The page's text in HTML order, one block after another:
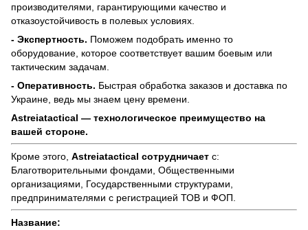
производителями, гарантирующими качество и
отказоустойчивость в полевых условиях.
- Экспертность. Поможем подобрать именно то
оборудование, которое соответствует вашим боевым или
тактическим задачам.
- Оперативность. Быстрая обработка заказов и доставка по
Украине, ведь мы знаем цену времени.
Astreiatactical — технологическое преимущество на
вашей стороне.
Кроме этого, Astreiatactical сотрудничает с:
Благотворительными фондами, Общественными
организациями, Государственными структурами,
предпринимателями с регистрацией ТОВ и ФОП.
Название: